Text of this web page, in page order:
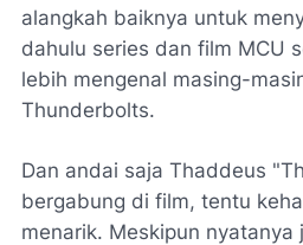
alangkah baiknya untuk
dahulu series dan film MCU
lebih mengenal masing-
Thunderbolts.
Dan andai saja Thaddeus
bergabung di film, tentu
menarik. Meskipun nyatanya